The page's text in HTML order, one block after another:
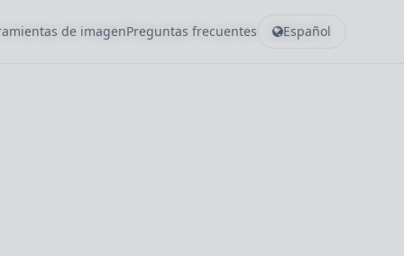
de imagenPreguntas frecuentes Español